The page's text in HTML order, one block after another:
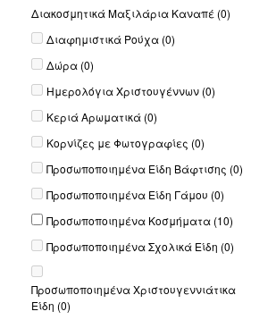
Διακοσμητικά Μαξιλάρια Καναπέ (0)
Διαφημιστικά Ρούχα (0)
Δώρα (0)
Ημερολόγια Χριστουγέννων (0)
Κεριά Αρωματικά (0)
Κορνίζες με Φωτογραφίες (0)
Προσωποποιημένα Είδη Βάφτισης (0)
Προσωποποιημένα Είδη Γάμου (0)
Προσωποποιημένα Κοσμήματα (10)
Προσωποποιημένα Σχολικά Είδη (0)
Προσωποποιημένα Χριστουγεννιάτικα
Είδη (0)